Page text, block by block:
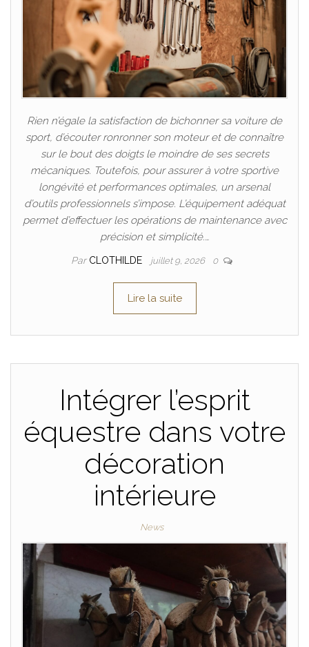
Rien n’égale la satisfaction de bichonner sa voiture de
sport, d’écouter ronronner son moteur et de connaître
sur le bout des doigts le moindre de ses secrets
mécaniques. Toutefois, pour assurer à votre sportive
longévité et performances optimales, un arsenal
d’outils professionnels s’impose. L’équipement adéquat
permet d’effectuer les opérations de maintenance avec
précision et simplicité.…
Par CLOTHILDE juillet 9, 2026 0
Lire la suite
Intégrer l’esprit
équestre dans votre
décoration
intérieure
News